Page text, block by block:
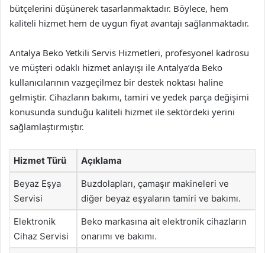
bütçelerini düşünerek tasarlanmaktadır. Böylece, hem
kaliteli hizmet hem de uygun fiyat avantajı sağlanmaktadır.
Antalya Beko Yetkili Servis Hizmetleri, profesyonel kadrosu
ve müşteri odaklı hizmet anlayışı ile Antalya’da Beko
kullanıcılarının vazgeçilmez bir destek noktası haline
gelmiştir. Cihazların bakımı, tamiri ve yedek parça değişimi
konusunda sunduğu kaliteli hizmet ile sektördeki yerini
sağlamlaştırmıştır.
Hizmet Türü Açıklama
Beyaz Eşya
Servisi
Buzdolapları, çamaşır makineleri ve
diğer beyaz eşyaların tamiri ve bakımı.
Elektronik
Cihaz Servisi
Beko markasına ait elektronik cihazların
onarımı ve bakımı.